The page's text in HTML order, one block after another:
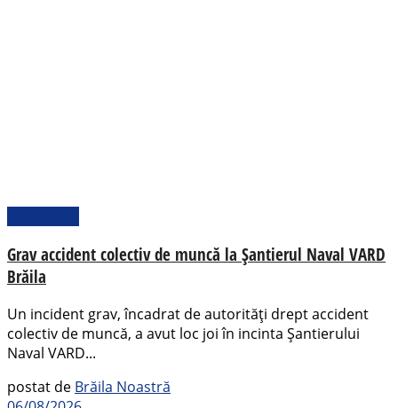
Grav accident colectiv de muncă la Șantierul Naval VARD
Brăila
Un incident grav, încadrat de autorități drept accident
colectiv de muncă, a avut loc joi în incinta Șantierului
Naval VARD...
postat de Brăila Noastră